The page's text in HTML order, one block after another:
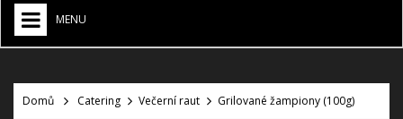
MENU
CATERING
Domů Catering Večerní raut Grilované žampiony (100g)